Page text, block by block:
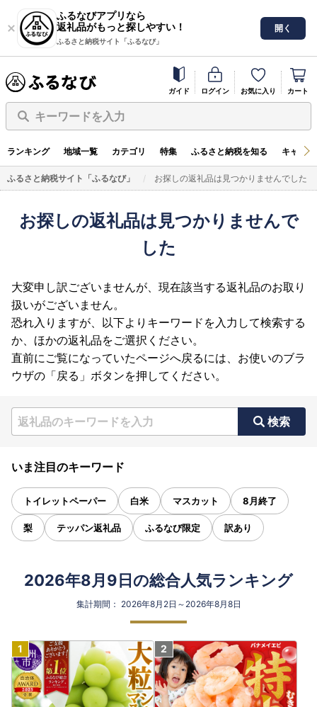
ふるなびアプリなら
返礼品がもっと探しやすい！
ふるさと納税サイト「ふるなび」
開く
ガイド ログイン お気に入り カート
キーワードを入力
ランキング 地域一覧 カテゴリ 特集 ふるさと納税を知る キャン
ふるさと納税サイト「ふるなび」 お探しの返礼品は見つかりませんでした
お探しの返礼品は見つかりませんで
した
大変申し訳ございませんが、現在該当する返礼品のお取り
扱いがございません。
恐れ入りますが、以下よりキーワードを入力して検索する
か、ほかの返礼品をご選択ください。
直前にご覧になっていたページへ戻るには、お使いのブラ
ウザの「戻る」ボタンを押してください。
検索
いま注目のキーワード
トイレットペーパー 白米 マスカット 8月終了
梨 テッパン返礼品 ふるなび限定 訳あり
2026年8月9日の総合人気ランキング
集計期間： 2026年8月2日～2026年8月8日